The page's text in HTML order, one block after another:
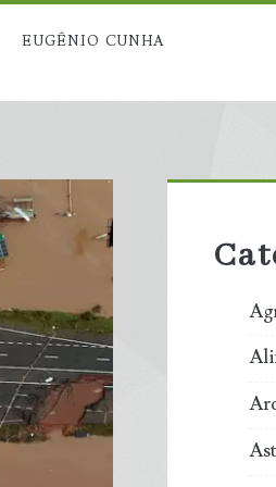
EUGÊNIO CUNHA